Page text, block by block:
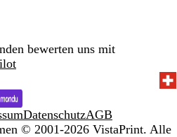
bewerten uns mit
DatenschutzAGB
© 2001-2026 VistaPrint. Alle